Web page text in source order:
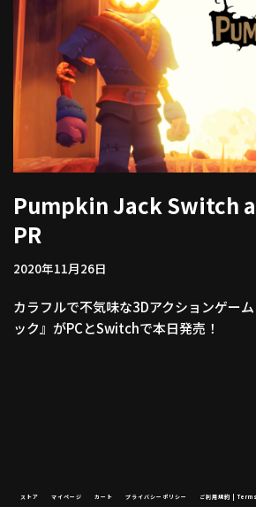
Pumpkin Jack Switch
PR
2020年11月26日
カラフルで不気味な3Dアクションゲー
ック』がPCとSwitchで本日発売！
ストア マイページ カート プライバシーポリシー ご利用規約 |